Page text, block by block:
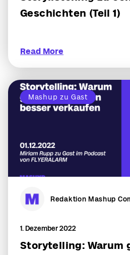
Geschichten (Teil 1)
Read More
Mashup zu Gast
Redaktion Mashup
1. Dezember 2022
Storytelling: Warum